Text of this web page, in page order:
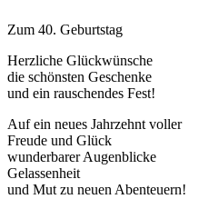
Zum 40. Geburtstag
Herzliche Glückwünsche
die schönsten Geschenke
und ein rauschendes Fest!
Auf ein neues Jahrzehnt voller
Freude und Glück
wunderbarer Augenblicke
Gelassenheit
und Mut zu neuen Abenteuern!